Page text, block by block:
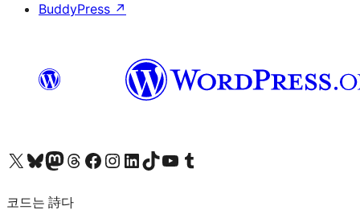
BuddyPress ↗
X(이전 트위터) 계정 방문하기블루스카이 계정 방문하기마스토돈 계정 방문하기스레드 계정 방문하기 페이스북 페이지 방문하기인스타그램 계정 방문하기 LinkedIn 계정 방문하기틱톡 계정 방문하기유튜브 채널 방문하기 텀블러 계정 방문하기
코드는 詩다